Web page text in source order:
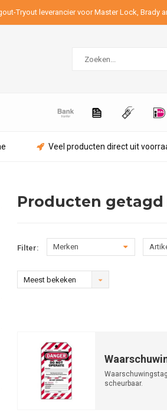
Tryout leverancier voor Master Lock, Brady
Veel producten direct uit
Producten
Filter: Merken
Meest bekeken
scheurbaar.